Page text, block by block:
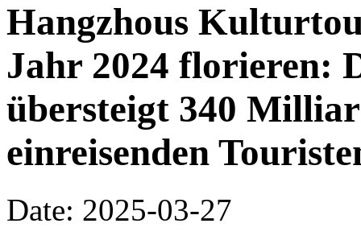
Hangzhous
Jahr 2024 florieren:
übersteigt 340
einreisenden
Date: 2025-03-27